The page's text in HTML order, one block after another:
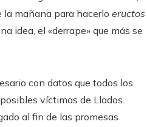
la mañana para hacerlo eructos
idea, el «derrape» que más se
con datos que todos los
víctimas de Llados.
al fin de las promesas